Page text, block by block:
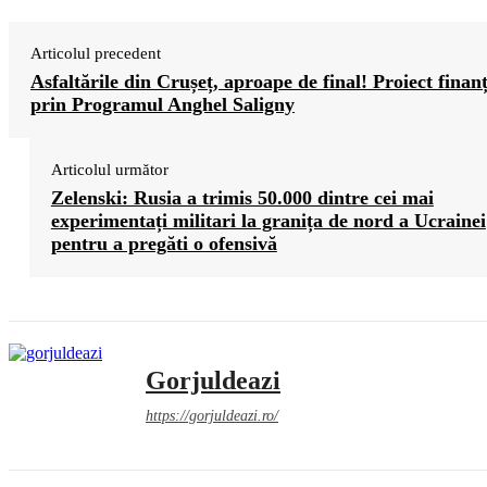
Articolul precedent
Asfaltările din Crușeț, aproape de final! Proiect
prin Programul Anghel Saligny
Articolul următor
Zelenski: Rusia a trimis 50.000 dintre cei mai
experimentați militari la granița de nord a Ucrainei
pentru a pregăti o ofensivă
Gorjuldeazi
https://gorjuldeazi.ro/